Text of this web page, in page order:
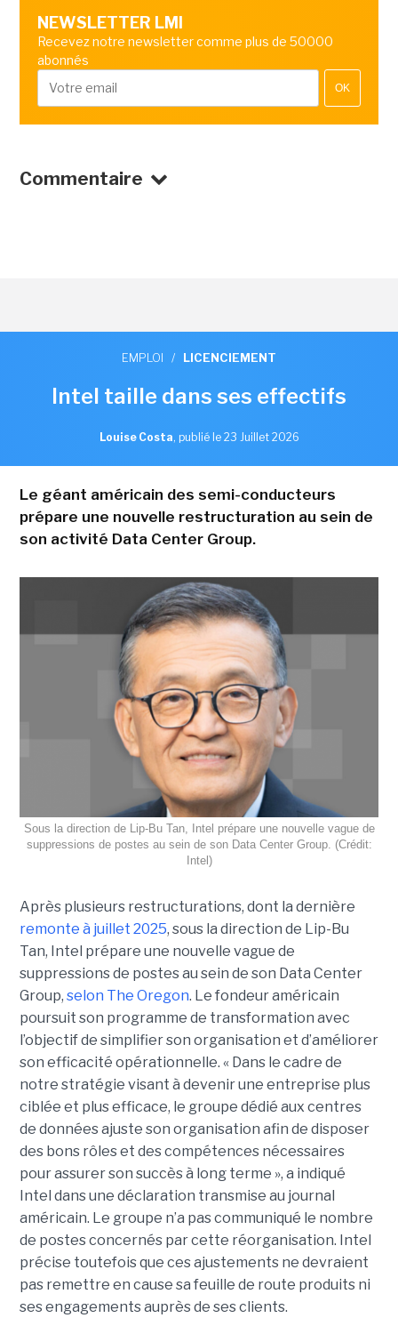
NEWSLETTER LMI
Recevez notre newsletter comme plus de 50000
abonnés
OK
Commentaire
EMPLOI / LICENCIEMENT
Intel taille dans ses effectifs
Louise Costa, publié le 23 Juillet 2026
Le géant américain des semi-conducteurs
prépare une nouvelle restructuration au sein de
son activité Data Center Group.
Sous la direction de Lip-Bu Tan, Intel prépare une nouvelle vague de
suppressions de postes au sein de son Data Center Group. (Crédit:
Intel)
Après plusieurs restructurations, dont la dernière
remonte à juillet 2025, sous la direction de Lip-Bu
Tan, Intel prépare une nouvelle vague de
suppressions de postes au sein de son Data Center
Group, selon The Oregon. Le fondeur américain
poursuit son programme de transformation avec
l’objectif de simplifier son organisation et d’améliorer
son efficacité opérationnelle. « Dans le cadre de
notre stratégie visant à devenir une entreprise plus
ciblée et plus efficace, le groupe dédié aux centres
de données ajuste son organisation afin de disposer
des bons rôles et des compétences nécessaires
pour assurer son succès à long terme », a indiqué
Intel dans une déclaration transmise au journal
américain. Le groupe n’a pas communiqué le nombre
de postes concernés par cette réorganisation. Intel
précise toutefois que ces ajustements ne devraient
pas remettre en cause sa feuille de route produits ni
ses engagements auprès de ses clients.